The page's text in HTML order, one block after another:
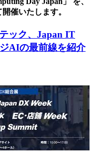
催いたします。
ック、Japan IT
AIの最前線を紹介